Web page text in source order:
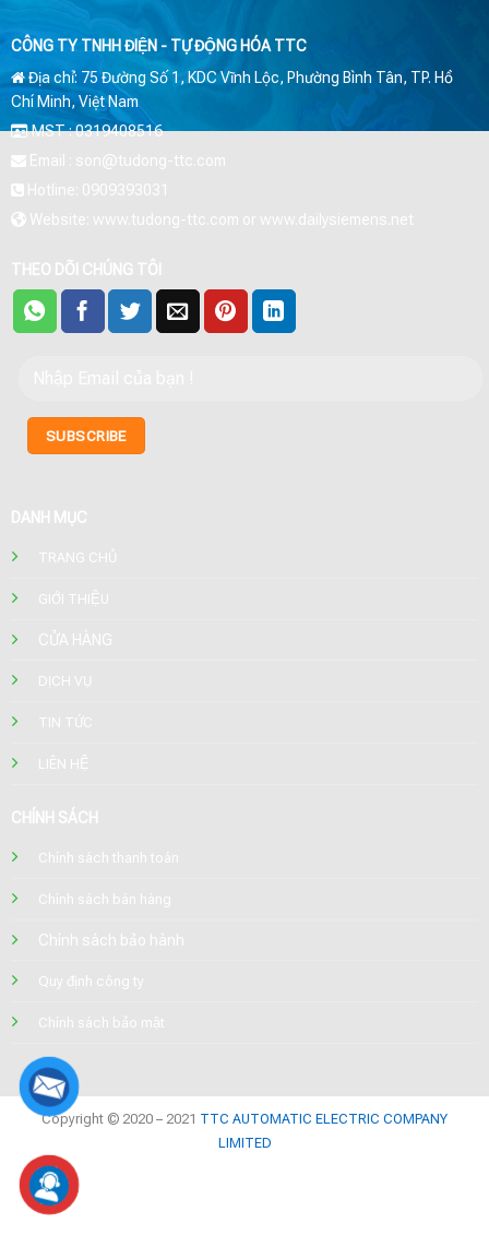
CÔNG TY TNHH ĐIỆN - TỰ ĐỘNG HÓA TTC
Địa chỉ: 75 Đường Số 1, KDC Vĩnh Lộc, Phường Bình Tân, TP. Hồ
Chí Minh, Việt Nam
MST : 0319408516
Email : son@tudong-ttc.com
Hotline: 0909393031
Website: www.tudong-ttc.com or www.dailysiemens.net
THEO DÕI CHÚNG TÔI
DANH MỤC
TRANG CHỦ
GIỚI THIỆU
CỬA HÀNG
DỊCH VỤ
TIN TỨC
LIÊN HỆ
CHÍNH SÁCH
Chính sách thanh toán
Chính sách bán hàng
Chính sách bảo hành
Quy định công ty
Chính sách bảo mật
Copyright © 2020 – 2021 TTC AUTOMATIC ELECTRIC COMPANY
LIMITED